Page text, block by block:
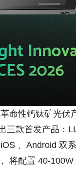
命性钙钛矿光伏
三款首发产品：
、Android 双
将配置 40-